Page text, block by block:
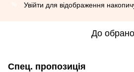
Увійти для відображення
До
Спец. пропозиція